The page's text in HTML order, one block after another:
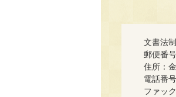
文書法
郵便番
住所：
電話番
ファッ